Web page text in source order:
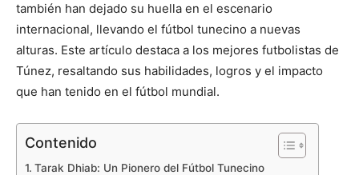
también han dejado su huella en el escenario
internacional, llevando el fútbol tunecino a nuevas
alturas. Este artículo destaca a los mejores futbolistas de
Túnez, resaltando sus habilidades, logros y el impacto
que han tenido en el fútbol mundial.
Contenido
Tarak Dhiab: Un Pionero del Fútbol Tunecino